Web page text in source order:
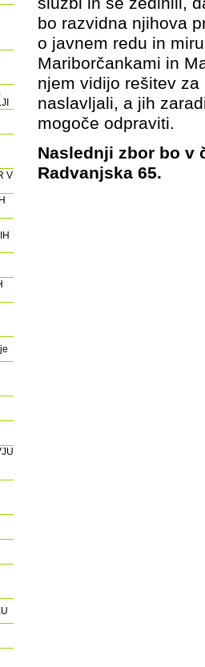
V
bo razvidna njihova
o javnem redu in
Mariborčankami in
njem vidijo rešitev
naslavljali, a jih
mogoče odpraviti.
Naslednji zbor bo v
Radvanjska 65.